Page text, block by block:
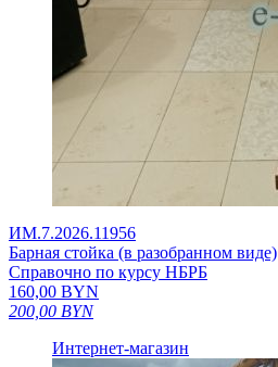
ИМ.7.2026.11956
Барная стойка (в разобранном виде)
Справочно по курсу НБРБ
160,00 BYN
200,00 BYN
Интернет-магазин